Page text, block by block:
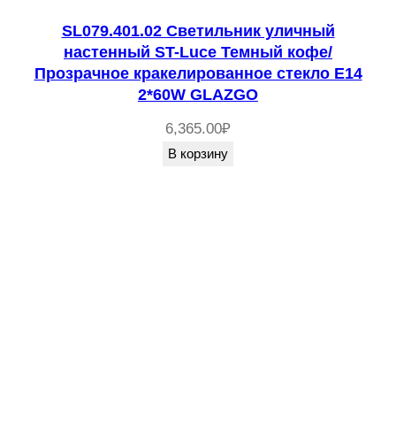
SL079.401.02 Светильник уличный
настенный ST-Luce Темный кофе/
Прозрачное кракелированное стекло E14
2*60W GLAZGO
6,365.00₽
В корзину